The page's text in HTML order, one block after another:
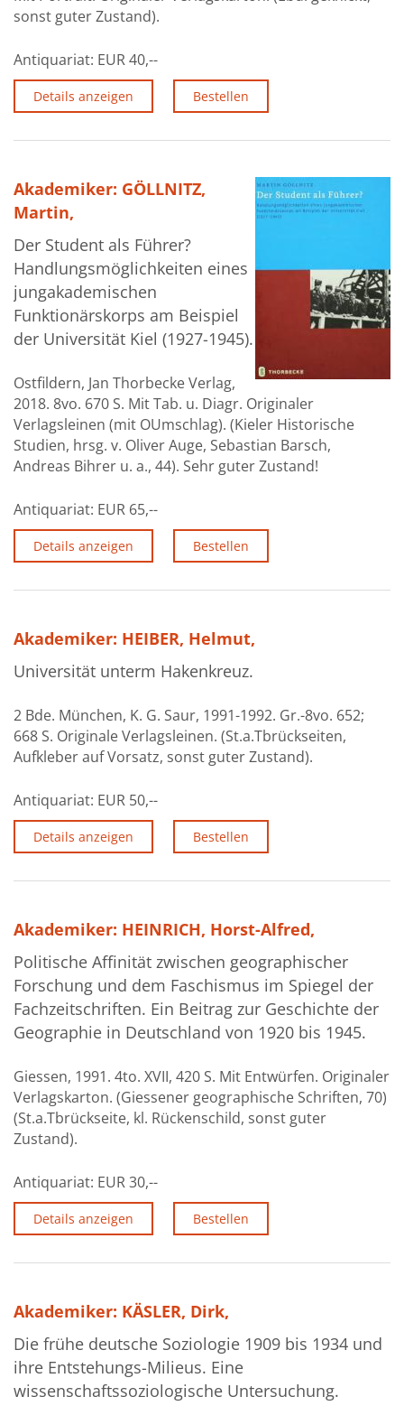
sonst guter Zustand).
Antiquariat: EUR 40,--
Details anzeigen Bestellen
Akademiker: GÖLLNITZ,
Martin,
Der Student als Führer?
Handlungsmöglichkeiten eines
jungakademischen
Funktionärskorps am Beispiel
der Universität Kiel (1927-1945).
Ostfildern, Jan Thorbecke Verlag,
2018. 8vo. 670 S. Mit Tab. u. Diagr. Originaler
Verlagsleinen (mit OUmschlag). (Kieler Historische
Studien, hrsg. v. Oliver Auge, Sebastian Barsch,
Andreas Bihrer u. a., 44). Sehr guter Zustand!
Antiquariat: EUR 65,--
Details anzeigen Bestellen
Akademiker: HEIBER, Helmut,
Universität unterm Hakenkreuz.
2 Bde. München, K. G. Saur, 1991-1992. Gr.-8vo. 652;
668 S. Originale Verlagsleinen. (St.a.Tbrückseiten,
Aufkleber auf Vorsatz, sonst guter Zustand).
Antiquariat: EUR 50,--
Details anzeigen Bestellen
Akademiker: HEINRICH, Horst-Alfred,
Politische Affinität zwischen geographischer
Forschung und dem Faschismus im Spiegel der
Fachzeitschriften. Ein Beitrag zur Geschichte der
Geographie in Deutschland von 1920 bis 1945.
Giessen, 1991. 4to. XVII, 420 S. Mit Entwürfen. Originaler
Verlagskarton. (Giessener geographische Schriften, 70)
(St.a.Tbrückseite, kl. Rückenschild, sonst guter
Zustand).
Antiquariat: EUR 30,--
Details anzeigen Bestellen
Akademiker: KÄSLER, Dirk,
Die frühe deutsche Soziologie 1909 bis 1934 und
ihre Entstehungs-Milieus. Eine
wissenschaftssoziologische Untersuchung.